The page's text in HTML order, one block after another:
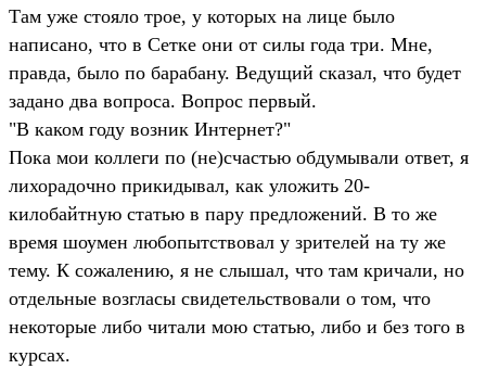
Там уже стояло трое, у которых на лице было
написано, что в Сетке они от силы года три. Мне,
правда, было по барабану. Ведущий сказал, что будет
задано два вопроса. Вопрос первый.
"В каком году возник Интернет?"
Пока мои коллеги по (не)счастью обдумывали ответ, я
лихорадочно прикидывал, как уложить 20-
килобайтную статью в пару предложений. В то же
время шоумен любопытствовал у зрителей на ту же
тему. К сожалению, я не слышал, что там кричали, но
отдельные возгласы свидетельствовали о том, что
некоторые либо читали мою статью, либо и без того в
курсах.